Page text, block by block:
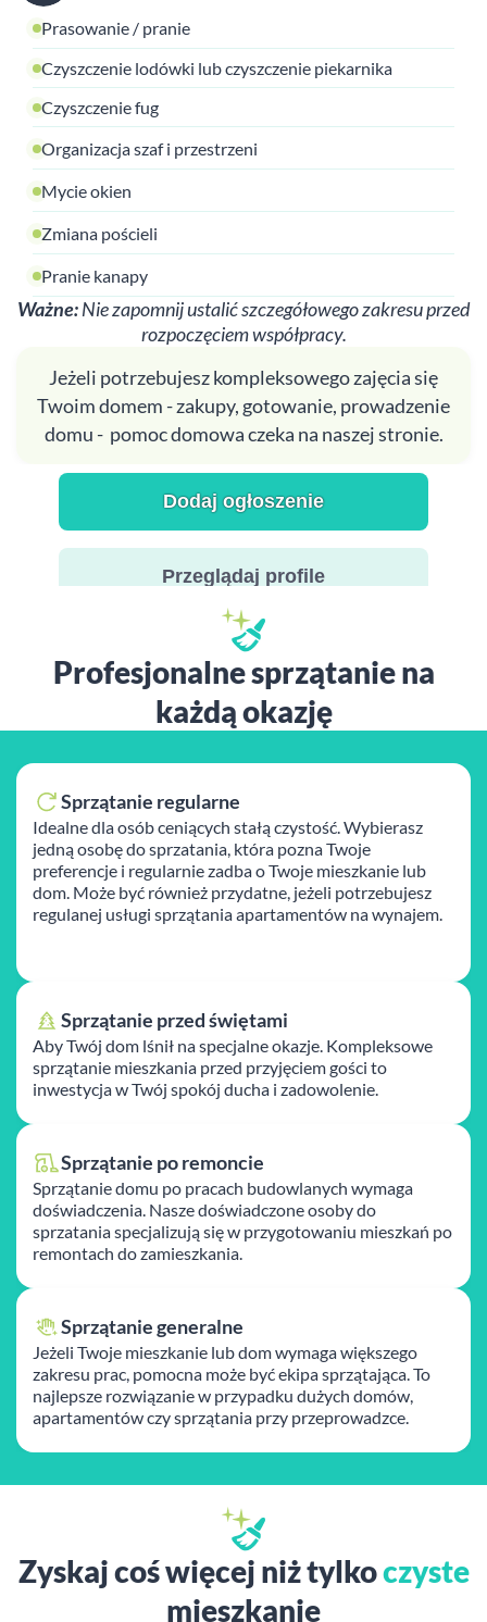
Prasowanie / pranie
Czyszczenie lodówki lub czyszczenie piekarnika
Czyszczenie fug
Organizacja szaf i przestrzeni
Mycie okien
Zmiana pościeli
Pranie kanapy
Ważne:Nie zapomnij ustalić szczegółowego zakresu przed
rozpoczęciem współpracy.
Jeżeli potrzebujesz kompleksowego zajęcia się
Twoim domem - zakupy, gotowanie, prowadzenie
domu - pomoc domowa czeka na naszej stronie.
Dodaj ogłoszenie
Przeglądaj profile
Profesjonalne sprzątanie na
każdą okazję
Sprzątanie regularne
Idealne dla osób ceniących stałą czystość. Wybierasz
jedną osobę do sprzatania, która pozna Twoje
preferencje i regularnie zadba o Twoje mieszkanie lub
dom. Może być również przydatne, jeżeli potrzebujesz
regulanej usługi sprzątania apartamentów na wynajem.
Sprzątanie przed świętami
Aby Twój dom lśnił na specjalne okazje. Kompleksowe
sprzątanie mieszkania przed przyjęciem gości to
inwestycja w Twój spokój ducha i zadowolenie.
Sprzątanie po remoncie
Sprzątanie domu po pracach budowlanych wymaga
doświadczenia. Nasze doświadczone osoby do
sprzatania specjalizują się w przygotowaniu mieszkań po
remontach do zamieszkania.
Sprzątanie generalne
Jeżeli Twoje mieszkanie lub dom wymaga większego
zakresu prac, pomocna może być ekipa sprzątająca. To
najlepsze rozwiązanie w przypadku dużych domów,
apartamentów czy sprzątania przy przeprowadzce.
Zyskaj coś więcej niż tylkoczyste
mieszkanie